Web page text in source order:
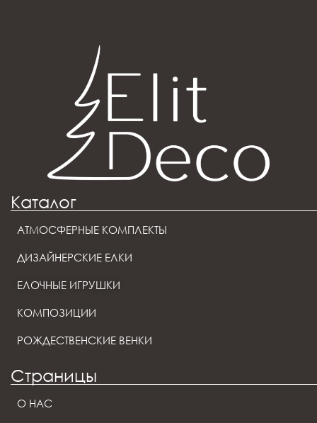
Каталог
АТМОСФЕРНЫЕ КОМПЛЕКТЫ
ДИЗАЙНЕРСКИЕ ЕЛКИ
ЕЛОЧНЫЕ ИГРУШКИ
КОМПОЗИЦИИ
РОЖДЕСТВЕНСКИЕ ВЕНКИ
Страницы
О НАС